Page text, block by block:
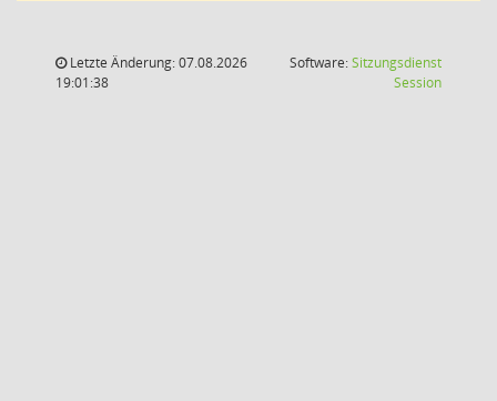
Letzte Änderung: 07.08.2026
19:01:38
Software:Sitzungsdienst
Session(Wird in